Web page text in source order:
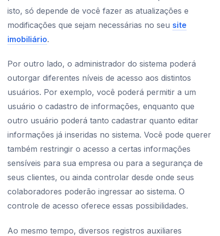
isto, só depende de você fazer as atualizações e
modificações que sejam necessárias no seu site
imobiliário.
Por outro lado, o administrador do sistema poderá
outorgar diferentes níveis de acesso aos distintos
usuários. Por exemplo, você poderá permitir a um
usuário o cadastro de informações, enquanto que
outro usuário poderá tanto cadastrar quanto editar
informações já inseridas no sistema. Você pode querer
também restringir o acesso a certas informações
sensíveis para sua empresa ou para a segurança de
seus clientes, ou ainda controlar desde onde seus
colaboradores poderão ingressar ao sistema. O
controle de acesso oferece essas possibilidades.
Ao mesmo tempo, diversos registros auxiliares